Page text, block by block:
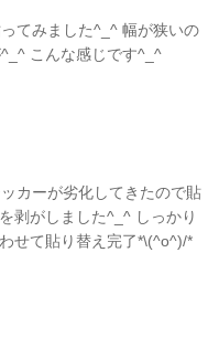
てみました^_^ 幅が狭いの
こんな感じです^_^
カーが劣化してきたので貼
剥がしました^_^ しっかり
せて貼り替え完了*\(^o^)/*